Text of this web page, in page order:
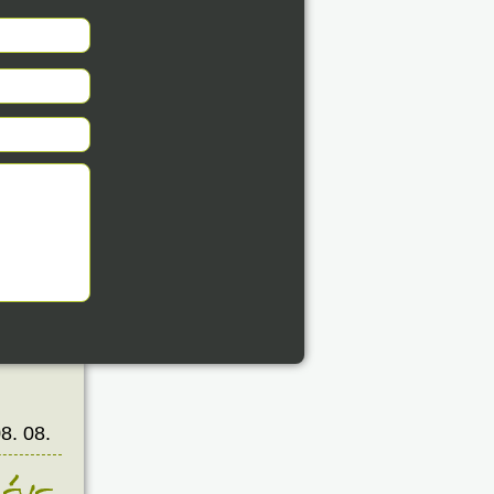
08.
08.